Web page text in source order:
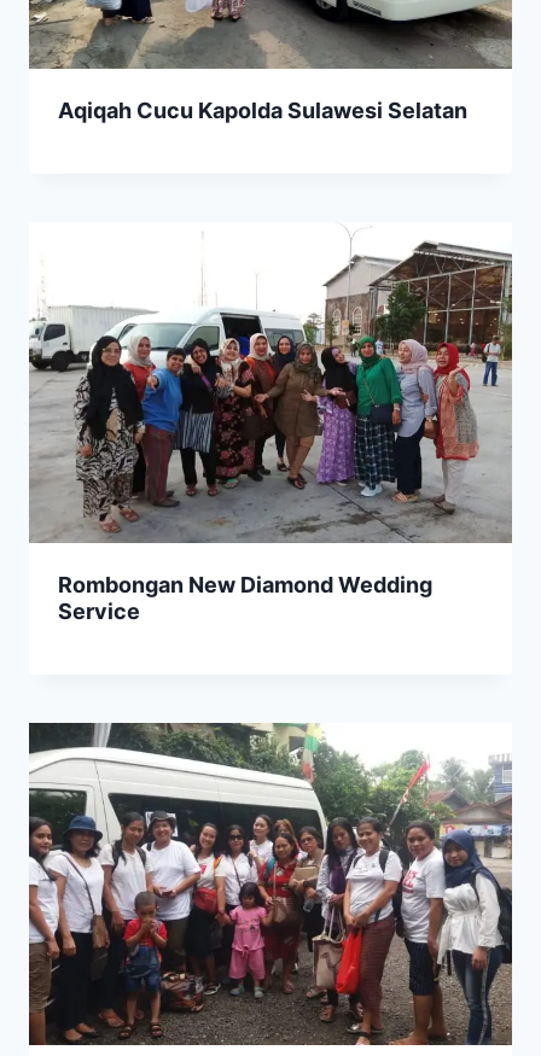
Aqiqah Cucu Kapolda Sulawesi Selatan
Rombongan New Diamond Wedding
Service